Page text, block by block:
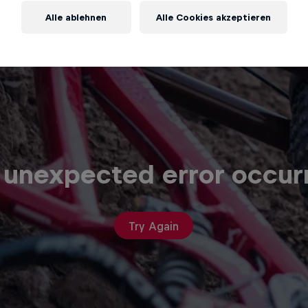
error
Try Again
Alle ablehnen Alle Cookies akzeptieren